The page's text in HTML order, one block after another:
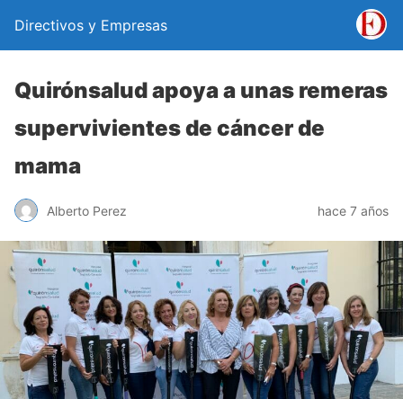
Directivos y Empresas
Quirónsalud apoya a unas remeras
supervivientes de cáncer de
mama
Alberto Perez hace 7 años